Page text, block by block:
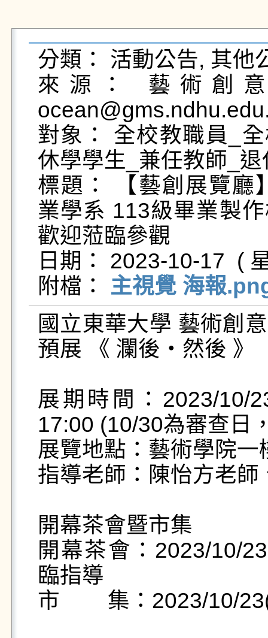
分類： 活動公告, 其他
來源： 藝術創
對象： 全校教職員_
休學學生_兼任教師_
標題： 【藝創展覽廳
業學系 113級畢業製
歡迎蒞臨參觀
日期： 2023-10-17  (
附檔： 主視覺 海報
國立東華大學 藝術創
預展 《 瀾後・然後 》
展期時間：2023/10/
17:00 (10/30為審查日
展覽地點：藝術學院一
指導老師：陳怡方老師
開幕茶會暨市集
開幕茶會：2023/10/
臨指導
市        集：2023/10/